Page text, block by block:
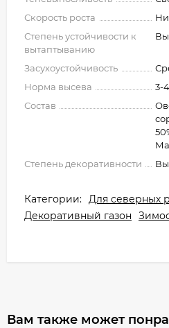
Скорость роста
Степень устойчивости к
вытаптыванию
Засухоустойчивость
Норма высева
3-
Состав
Степень декоративности
Категории: Для северных
Декоративный газон
Вам также может